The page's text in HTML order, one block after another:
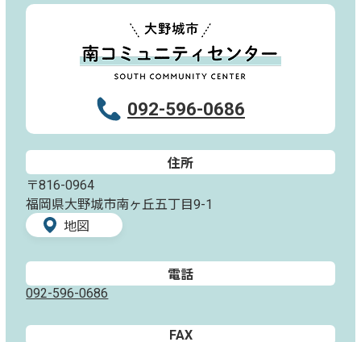
092-596-0686
住所
〒816-0964
福岡県大野城市南ヶ丘五丁目9-1
地図
電話
092-596-0686
FAX